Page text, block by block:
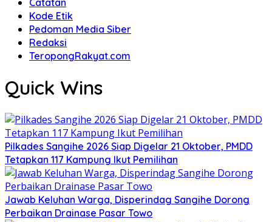
Catatan
Kode Etik
Pedoman Media Siber
Redaksi
TeropongRakyat.com
Quick Wins
Pilkades Sangihe 2026 Siap Digelar 21 Oktober, PMDD
Tetapkan 117 Kampung Ikut Pemilihan
Jawab Keluhan Warga, Disperindag Sangihe Dorong
Perbaikan Drainase Pasar Towo